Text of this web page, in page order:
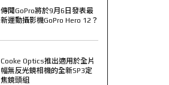
傳聞GoPro將於9月6日發表最
新運動攝影機GoPro Hero 12？
Cooke Optics推出適用於全片
幅無反光鏡相機的全新SP3定
焦鏡頭組